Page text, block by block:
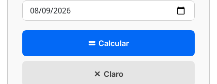
Calcular
Claro